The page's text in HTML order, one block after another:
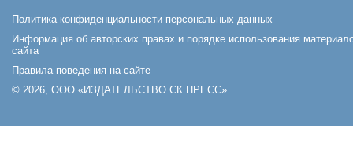
Политика конфиденциальности персональных данных
Информация об авторских правах и порядке использования
сайта
Правила поведения на сайте
© 2026, ООО «ИЗДАТЕЛЬСТВО СК ПРЕСС».